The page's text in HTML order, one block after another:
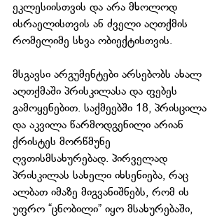
ეკლესიისთვის და არა მხოლოდ
ისრაელისთვის ან ძველი აღთქმის
რომელიმე სხვა ობიექტისთვის.
მსგავსი არგუმენტები არსებობს ახალ
აღთქმაში პრისკილასა და ფებეს
გამოყენებით. საქმეებში 18, პრისცილა
და აკვილა წარმოდგენილი არიან
ქრისტეს მორწმუნე
ღვთისმსახურებად. პირველად
პრისკილას სახელი იხსენიება, რაც
ალბათ იმაზე მიგვანიშნებს, რომ ის
უფრო “ცნობილი” იყო მსახურებაში,